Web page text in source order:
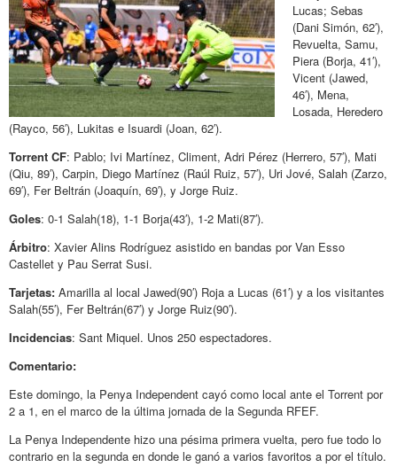
Lucas; Sebas
(Dani Simón, 62′),
Revuelta, Samu,
Piera (Borja, 41′),
Vicent (Jawed,
46′), Mena,
Losada, Heredero
(Rayco, 56′), Lukitas e Isuardi (Joan, 62′).
Torrent CF: Pablo; Ivi Martínez, Climent, Adri Pérez (Herrero, 57′), Mati
(Qiu, 89′), Carpin, Diego Martínez (Raúl Ruiz, 57′), Uri Jové, Salah (Zarzo,
69′), Fer Beltrán (Joaquín, 69′), y Jorge Ruiz.
Goles: 0-1 Salah(18), 1-1 Borja(43′), 1-2 Mati(87′).
Árbitro: Xavier Alins Rodríguez asistido en bandas por Van Esso
Castellet y Pau Serrat Susi.
Tarjetas: Amarilla al local Jawed(90′) Roja a Lucas (61′) y a los visitantes
Salah(55′), Fer Beltrán(67′) y Jorge Ruiz(90′).
Incidencias: Sant Miquel. Unos 250 espectadores.
Comentario:
Este domingo, la Penya Independent cayó como local ante el Torrent por
2 a 1, en el marco de la última jornada de la Segunda RFEF.
La Penya Independente hizo una pésima primera vuelta, pero fue todo lo
contrario en la segunda en donde le ganó a varios favoritos a por el título.